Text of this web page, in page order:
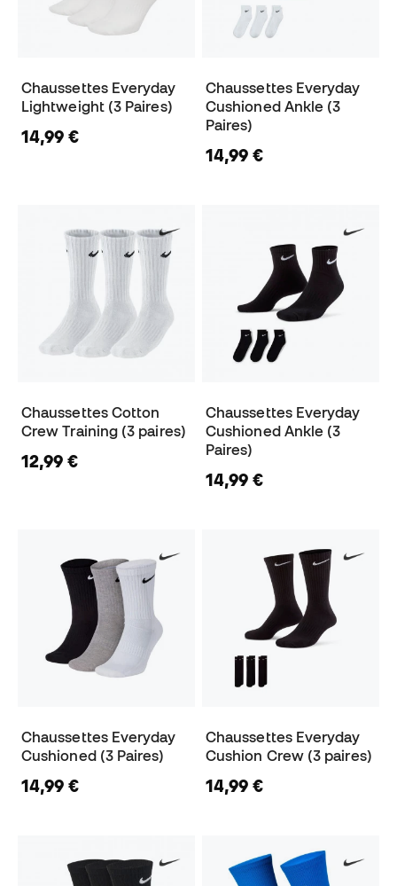
Chaussettes Everyday
Lightweight (3 Paires)
14,99 €
Chaussettes Everyday
Cushioned Ankle (3
Paires)
14,99 €
Chaussettes Cotton
Crew Training (3 paires)
12,99 €
Chaussettes Everyday
Cushioned Ankle (3
Paires)
14,99 €
Chaussettes Everyday
Cushioned (3 Paires)
14,99 €
Chaussettes Everyday
Cushion Crew (3 paires)
14,99 €